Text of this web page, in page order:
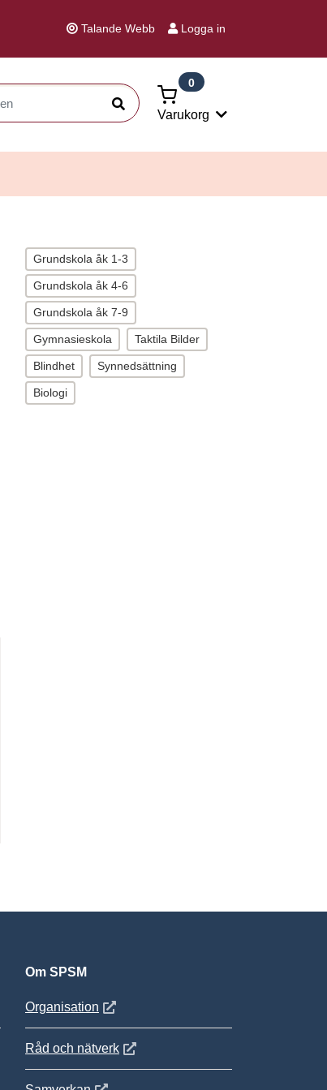
Talande Webb Logga in
Sök
Varukorg
0
Grundskola åk 1-3
Grundskola åk 4-6
Grundskola åk 7-9
Gymnasieskola Taktila Bilder
Blindhet Synnedsättning
Biologi
Om SPSM
Organisation Öppnas i nytt fönster
Råd och nätverkÖppnas i nytt fönster